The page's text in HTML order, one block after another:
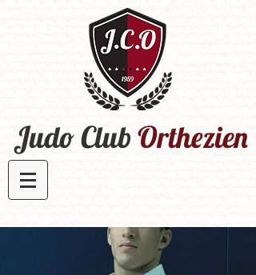
Judo ClubOrthezien​